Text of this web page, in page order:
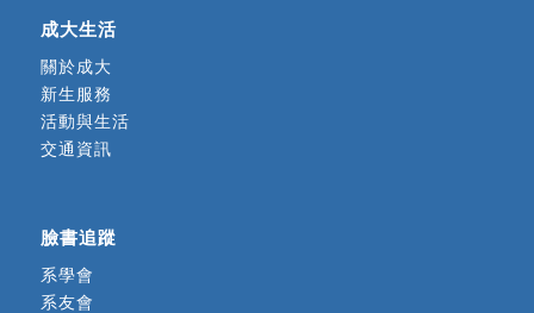
成大生活
關於成大
新生服務
活動與生活
交通資訊
臉書追蹤
系學會
系友會